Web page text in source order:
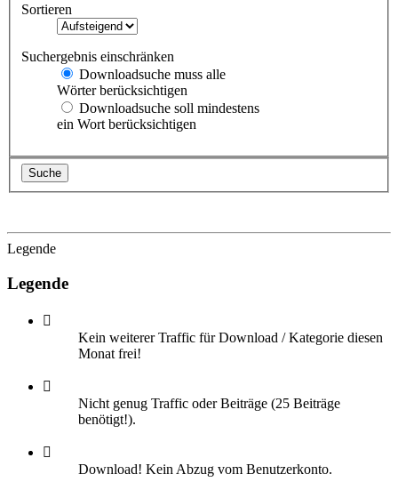
Sortieren
Suchergebnis einschränken
Downloadsuche muss alle
Wörter berücksichtigen
Downloadsuche soll mindestens
ein Wort berücksichtigen
Legende
Legende
Kein weiterer Traffic für Download / Kategorie diesen
Monat frei!
Nicht genug Traffic oder Beiträge (25 Beiträge
benötigt!).
Download! Kein Abzug vom Benutzerkonto.